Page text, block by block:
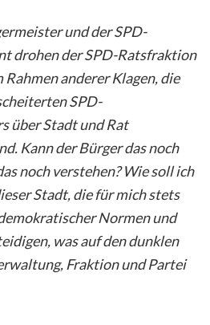
und der SPD-
drohen der SPD-Ratsfraktion
anderer Klagen, die
SPD-
über Stadt und Rat
Kann der Bürger das noch
noch verstehen? Wie soll ich
Stadt, die für mich stets
Normen und
was auf den dunklen
Fraktion und Partei